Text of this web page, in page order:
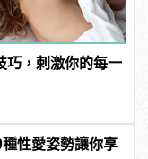
巧，刺激你的每一
性愛姿勢讓你享